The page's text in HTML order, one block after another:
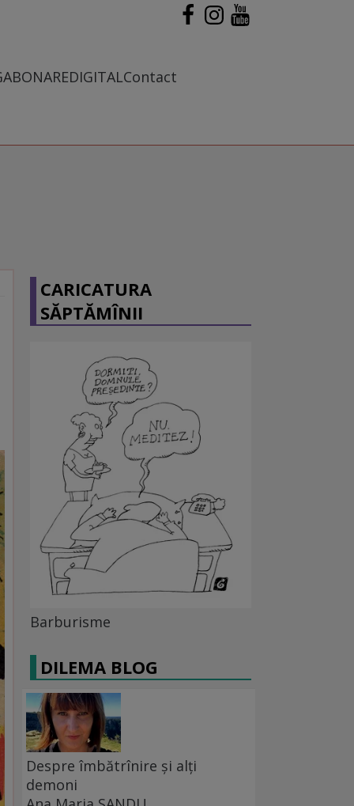
ABONAREDIGITALContact
CARICATURA
SĂPTĂMÎNII
Barburisme
DILEMA BLOG
Despre îmbătrînire și alți
demoni